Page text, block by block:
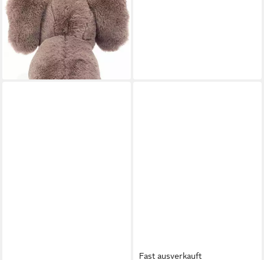
Kuscheltier Elefant sitzend 25
cm
ab 20,99 € UVP23,99 €
-13%
lieferbar - in 2-3 Werktagen bei dir
Fast ausverkauft